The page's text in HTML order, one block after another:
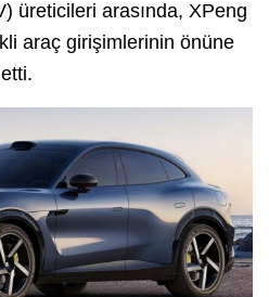
üreticileri arasında, XPeng
araç girişimlerinin önüne